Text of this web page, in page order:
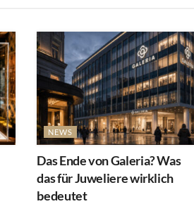
NEWS
Das Ende von Galeria? Was
das für Juweliere wirklich
bedeutet